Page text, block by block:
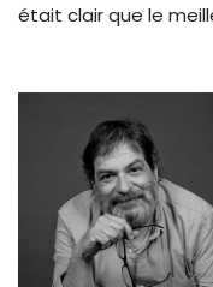
était clair que le